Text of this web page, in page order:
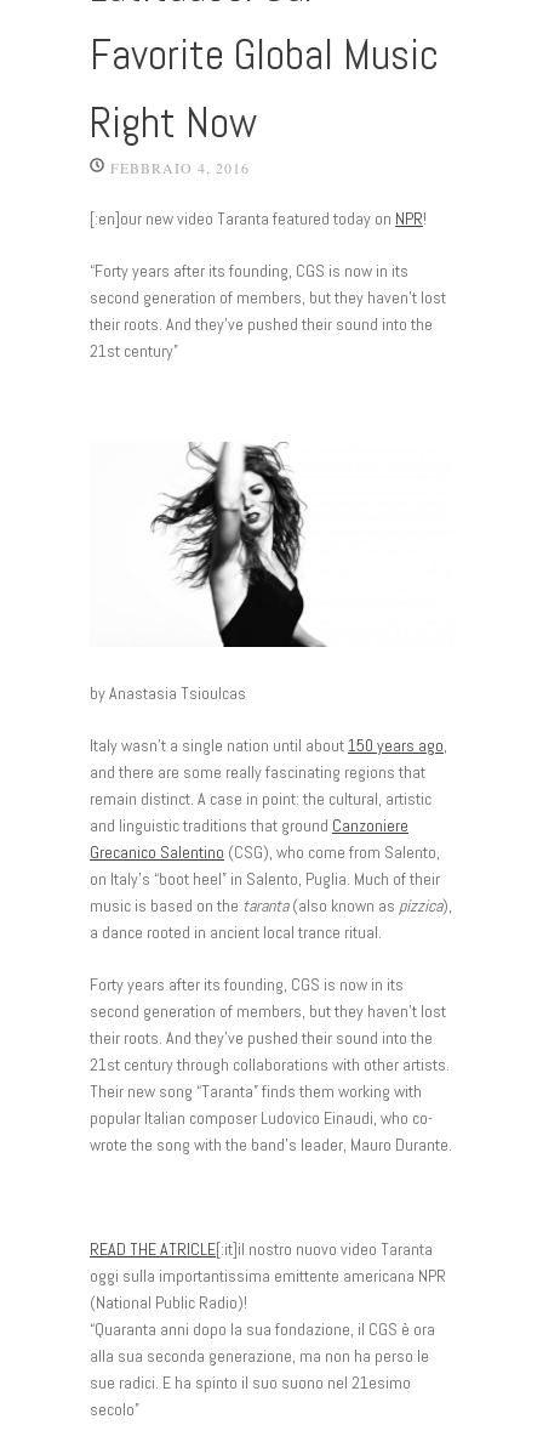
Favorite Global Music
Right Now
FEBBRAIO 4, 2016
[:en]our new video Taranta featured today on NPR!
“Forty years after its founding, CGS is now in its
second generation of members, but they haven’t lost
their roots. And they’ve pushed their sound into the
21st century”
by Anastasia Tsioulcas
Italy wasn’t a single nation until about150 years ago,
and there are some really fascinating regions that
remain distinct. A case in point: the cultural, artistic
and linguistic traditions that ground Canzoniere
Grecanico Salentino (CSG), who come from Salento,
on Italy’s “boot heel” in Salento, Puglia. Much of their
music is based on the taranta(also known as pizzica),
a dance rooted in ancient local trance ritual.
Forty years after its founding, CGS is now in its
second generation of members, but they haven’t lost
their roots. And they’ve pushed their sound into the
21st century through collaborations with other artists.
Their new song “Taranta” finds them working with
popular Italian composer Ludovico Einaudi, who co-
wrote the song with the band’s leader, Mauro Durante.
READ THE ATRICLE[:it]il nostro nuovo video Taranta
oggi sulla importantissima emittente americana NPR
(National Public Radio)!
“Quaranta anni dopo la sua fondazione, il CGS è ora
alla sua seconda generazione, ma non ha perso le
sue radici. E ha spinto il suo suono nel 21esimo
secolo”